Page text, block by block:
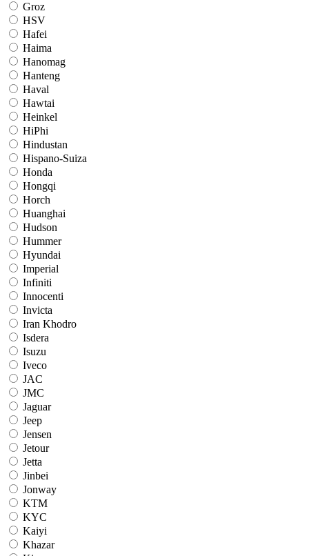
Groz
HSV
Hafei
Haima
Hanomag
Hanteng
Haval
Hawtai
Heinkel
HiPhi
Hindustan
Hispano-Suiza
Honda
Hongqi
Horch
Huanghai
Hudson
Hummer
Hyundai
Imperial
Infiniti
Innocenti
Invicta
Iran Khodro
Isdera
Isuzu
Iveco
JAC
JMC
Jaguar
Jeep
Jensen
Jetour
Jetta
Jinbei
Jonway
KTM
KYC
Kaiyi
Khazar